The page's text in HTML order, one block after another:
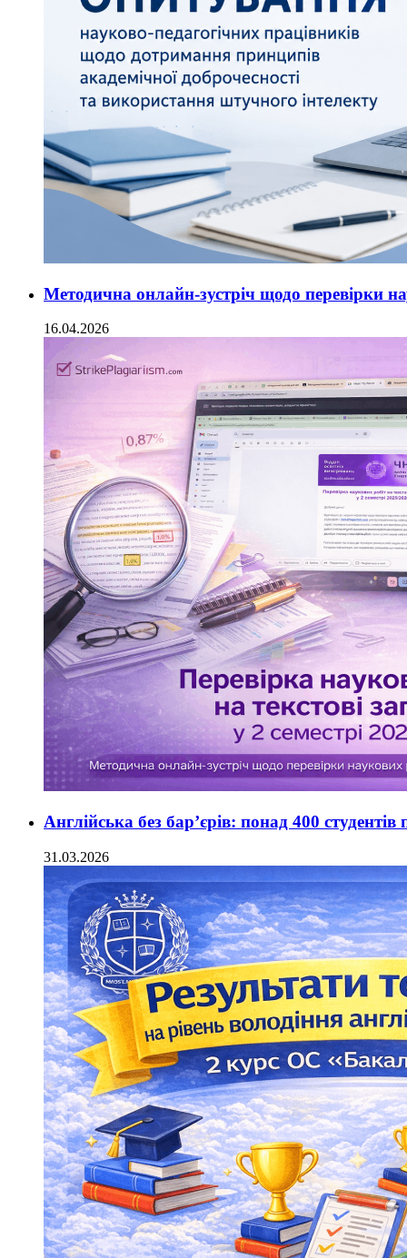
Методична онлайн-зустріч щодо перевірки
16.04.2026
Англійська без бар’єрів: понад 400 студентів
31.03.2026